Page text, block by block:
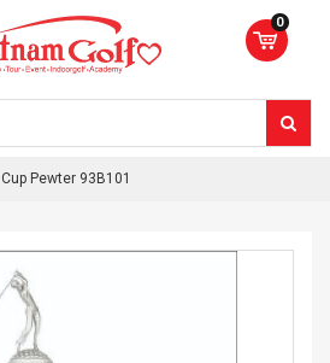
0
Cup Pewter 93B101